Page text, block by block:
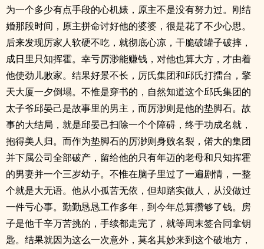
为一个多少有点手段的心机婊，原主不是没有努力过。刚结
婚那段时间，原主拼命讨好他的婆婆，很是花了不少心思。
后来发现厉家人软硬不吃，就彻底心凉，干脆破罐子破摔，
成日里只知挥霍。幸亏厉渺能赚钱，对他也算大方，才由着
他使劲儿败家。结果好景不长，厉氏集团和邱氏打擂台，擎
天大厦一夕倒塌。不惟是穿书的，自然知道这个邱氏集团的
太子爷邱晏己是故事里的男主，而厉渺则是他的垫脚石。故
事的大结局，就是邱晏己扫除一个个障碍，终于功成名就，
抱得美人归。而作为垫脚石的厉渺则身败名裂，偌大的集团
并下属公司全部破产，留给他的只有年迈的老母和只知挥霍
的男妻并一个三岁幼子。不惟在脑子里过了一遍剧情，一整
个就是大无语。他从小孤苦无依，但却踏实做人，从没做过
一件亏心事。勤勤恳恳工作多年，到今年总算攒够了钱。房
子是他千辛万苦挑的，手续都走完了，就等周末签合同拿钥
匙。结果就因为这么一次意外，莫名其妙来到这个破地方，